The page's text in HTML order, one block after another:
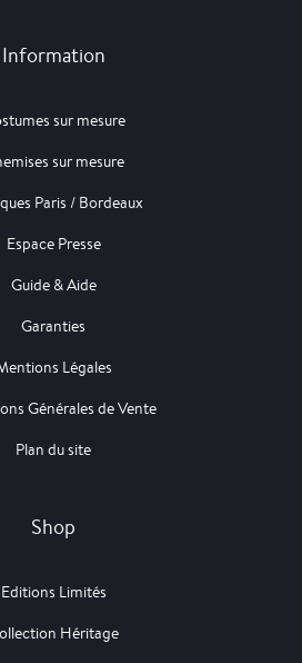
Information
sur mesure
sur mesure
Paris / Bordeaux
Espace Presse
Guide & Aide
Garanties
Légales
Générales de Vente
Plan du site
Shop
Editions Limités
Héritage